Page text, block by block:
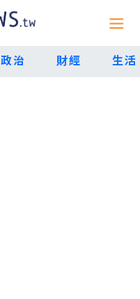
政治 財經 生活